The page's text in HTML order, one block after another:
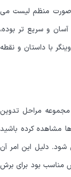
صورت منظم لیست می
و سریع تر بوده،
با داستان و نقطه
مجموعه مراحل تدوین
مشاهده کرده باشید
شود. دلیل این امر آن
مناسب بود برای برش